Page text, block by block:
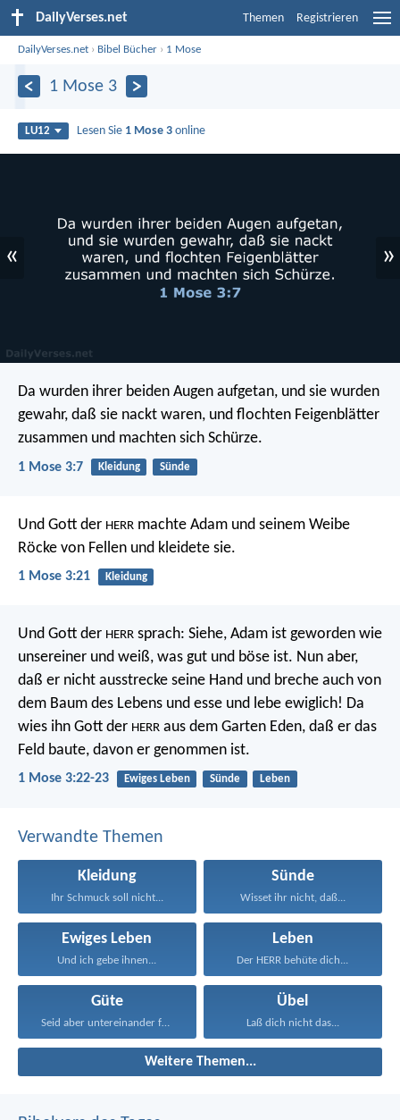
DailyVerses.net Themen Registrieren
DailyVerses.net › Bibel Bücher › 1 Mose
1 Mose 3
LU12 Lesen Sie 1 Mose 3 online
« »
Da wurden ihrer beiden Augen aufgetan, und sie wurden
gewahr, daß sie nackt waren, und flochten Feigenblätter
zusammen und machten sich Schürze.
1 Mose 3:7 Kleidung Sünde
Und Gott der HERR machte Adam und seinem Weibe
Röcke von Fellen und kleidete sie.
1 Mose 3:21 Kleidung
Und Gott der HERR sprach: Siehe, Adam ist geworden wie
unsereiner und weiß, was gut und böse ist. Nun aber,
daß er nicht ausstrecke seine Hand und breche auch von
dem Baum des Lebens und esse und lebe ewiglich! Da
wies ihn Gott der HERR aus dem Garten Eden, daß er das
Feld baute, davon er genommen ist.
1 Mose 3:22-23 Ewiges Leben Sünde Leben
Verwandte Themen
Kleidung
Ihr Schmuck soll nicht...
Sünde
Wisset ihr nicht, daß...
Ewiges Leben
Und ich gebe ihnen...
Leben
Der HERR behüte dich...
Güte
Seid aber untereinander freundlich...
Übel
Laß dich nicht das...
Weitere Themen...